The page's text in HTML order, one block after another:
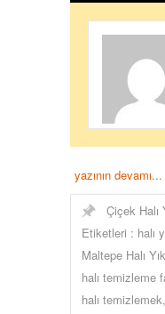
yazının devamı...
Çiçek Halı
Etiketleri : halı
Maltepe Halı
halı temizleme
halı temizlemek,